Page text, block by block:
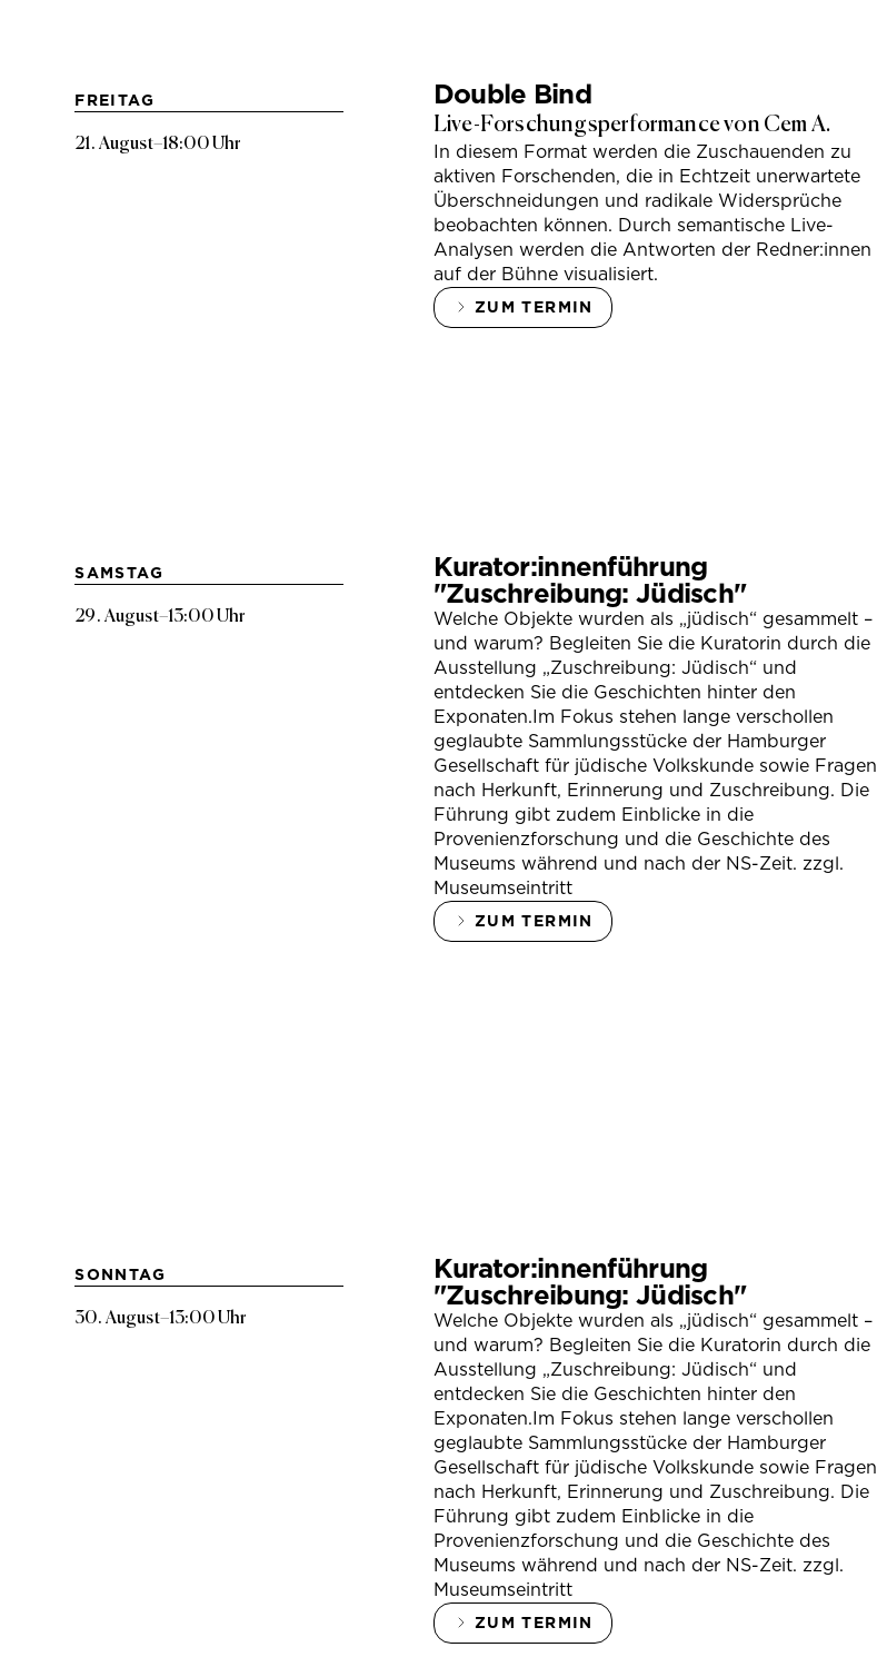
FREITAG
21. August–18:00 Uhr
Double Bind
Live-Forschungsperformance von Cem A.
In diesem Format werden die Zuschauenden zu
aktiven Forschenden, die in Echtzeit unerwartete
Überschneidungen und radikale Widersprüche
beobachten können. Durch semantische Live-
Analysen werden die Antworten der Redner:innen
auf der Bühne visualisiert.
ZUM TERMIN
SAMSTAG
29. August–13:00 Uhr
Kurator:innenführung
"Zuschreibung: Jüdisch"
Welche Objekte wurden als „jüdisch“ gesammelt –
und warum? Begleiten Sie die Kuratorin durch die
Ausstellung „Zuschreibung: Jüdisch“ und
entdecken Sie die Geschichten hinter den
Exponaten.Im Fokus stehen lange verschollen
geglaubte Sammlungsstücke der Hamburger
Gesellschaft für jüdische Volkskunde sowie Fragen
nach Herkunft, Erinnerung und Zuschreibung. Die
Führung gibt zudem Einblicke in die
Provenienzforschung und die Geschichte des
Museums während und nach der NS-Zeit. zzgl.
Museumseintritt
ZUM TERMIN
SONNTAG
30. August–13:00 Uhr
Kurator:innenführung
"Zuschreibung: Jüdisch"
Welche Objekte wurden als „jüdisch“ gesammelt –
und warum? Begleiten Sie die Kuratorin durch die
Ausstellung „Zuschreibung: Jüdisch“ und
entdecken Sie die Geschichten hinter den
Exponaten.Im Fokus stehen lange verschollen
geglaubte Sammlungsstücke der Hamburger
Gesellschaft für jüdische Volkskunde sowie Fragen
nach Herkunft, Erinnerung und Zuschreibung. Die
Führung gibt zudem Einblicke in die
Provenienzforschung und die Geschichte des
Museums während und nach der NS-Zeit. zzgl.
Museumseintritt
ZUM TERMIN